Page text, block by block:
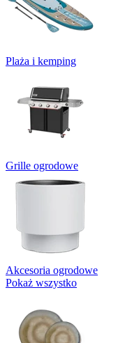
Plaża i kemping
Grille ogrodowe
Akcesoria ogrodowe
Pokaż wszystko